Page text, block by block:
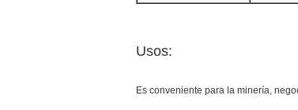
Usos:
Es conveniente para la minería,